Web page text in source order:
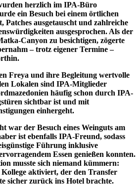
herzlich im IPA-Büro
ein Besuch bei einem örtlichen
Patches ausgetauscht und zahlreiche
ausgesprochen. Als der
Canyon zu besichtigen, zögerte
– trotz eigener Termine –
Freya und ihre Begleitung wertvolle
Lokalen sind IPA-Mitglieder
häufig schon durch IPA-
sichtbar ist und mit
einhergeht.
war der Besuch eines Weinguts am
ist ebenfalls IPA-Freund, sodass
Führung inklusive
Essen genießen konnten.
musste sich niemand kümmern:
aktiviert, der den Transfer
sicher zurück ins Hotel brachte.